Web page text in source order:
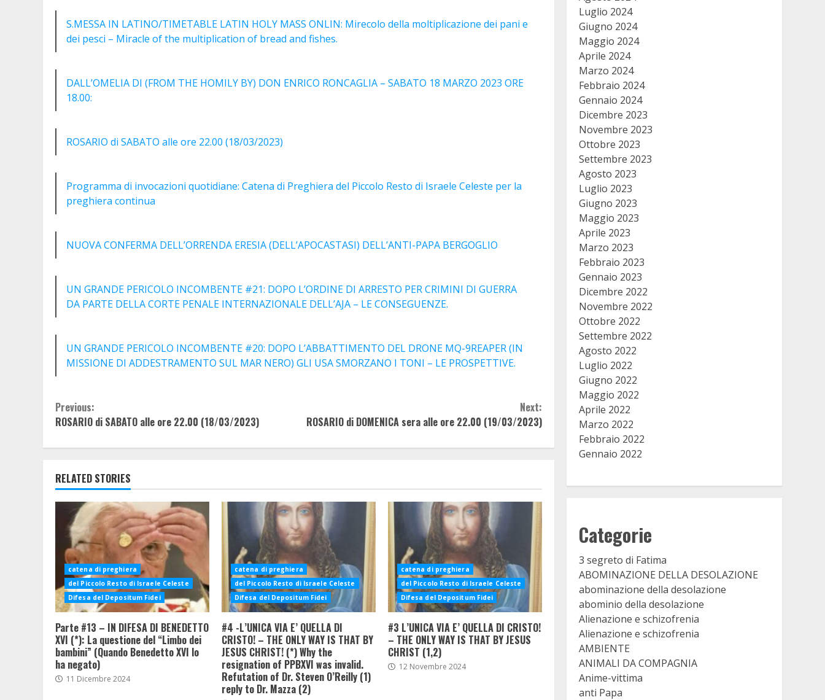
S.MESSA IN LATINO/TIMETABLE LATIN HOLY MASS ONLIN: Mirecolo della moltiplicazione dei pani e
dei pesci – Miracle of the multiplication of bread and fishes.
DALL’OMELIA DI (FROM THE HOMILY BY) DON ENRICO RONCAGLIA – SABATO 18 MARZO 2023 ORE
18.00:
ROSARIO di SABATO alle ore 22.00 (18/03/2023)
Programma di invocazioni quotidiane: Catena di Preghiera del Piccolo Resto di Israele Celeste per la
preghiera continua
NUOVA CONFERMA DELL’ORRENDA ERESIA (DELL’APOCASTASI) DELL’ANTI-PAPA BERGOGLIO
UN GRANDE PERICOLO INCOMBENTE #21: DOPO L’ORDINE DI ARRESTO PER CRIMINI DI GUERRA
DA PARTE DELLA CORTE PENALE INTERNAZIONALE DELL’AJA – LE CONSEGUENZE.
UN GRANDE PERICOLO INCOMBENTE #20: DOPO L’ABBATTIMENTO DEL DRONE MQ-9REAPER (IN
MISSIONE DI ADDESTRAMENTO SUL MAR NERO) GLI USA SMORZANO I TONI – LE PROSPETTIVE.
Continue
Reading
Previous:
ROSARIO di SABATO alle ore 22.00 (18/03/2023)
Next:
ROSARIO di DOMENICA sera alle ore 22.00 (19/03/2023)
RELATED STORIES
catena di preghiera
del Piccolo Resto di Israele Celeste
Difesa del Depositum Fidei
Parte #13 – IN DIFESA DI BENEDETTO
XVI (*): La questione del “Limbo dei
bambini” (Quando Benedetto XVI lo
ha negato)
11 Dicembre 2024
catena di preghiera
del Piccolo Resto di Israele Celeste
Difesa del Depositum Fidei
#4 -L’UNICA VIA E’ QUELLA DI
CRISTO! – THE ONLY WAY IS THAT BY
JESUS CHRIST! (*) Why the
resignation of PPBXVI was invalid.
Refutation of Dr. Steven O’Reilly (1)
reply to Dr. Mazza (2)
catena di preghiera
del Piccolo Resto di Israele Celeste
Difesa del Depositum Fidei
#3 L’UNICA VIA E’ QUELLA DI CRISTO!
– THE ONLY WAY IS THAT BY JESUS
CHRIST (1,2)
12 Novembre 2024
Luglio 2024
Giugno 2024
Maggio 2024
Aprile 2024
Marzo 2024
Febbraio 2024
Gennaio 2024
Dicembre 2023
Novembre 2023
Ottobre 2023
Settembre 2023
Agosto 2023
Luglio 2023
Giugno 2023
Maggio 2023
Aprile 2023
Marzo 2023
Febbraio 2023
Gennaio 2023
Dicembre 2022
Novembre 2022
Ottobre 2022
Settembre 2022
Agosto 2022
Luglio 2022
Giugno 2022
Maggio 2022
Aprile 2022
Marzo 2022
Febbraio 2022
Gennaio 2022
Categorie
3 segreto di Fatima
ABOMINAZIONE DELLA DESOLAZIONE
abominazione della desolazione
abominio della desolazione
Alienazione e schizofrenia
Alienazione e schizofrenia
AMBIENTE
ANIMALI DA COMPAGNIA
Anime-vittima
anti Papa